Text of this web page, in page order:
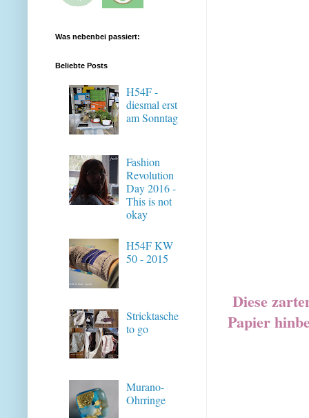
Diese
Papier
Was nebenbei passiert:
Beliebte Posts
H54F -
diesmal erst
am Sonntag
Fashion
Revolution
Day 2016 -
This is not
okay
H54F KW
50 - 2015
Stricktasche
to go
Murano-
Ohrringe